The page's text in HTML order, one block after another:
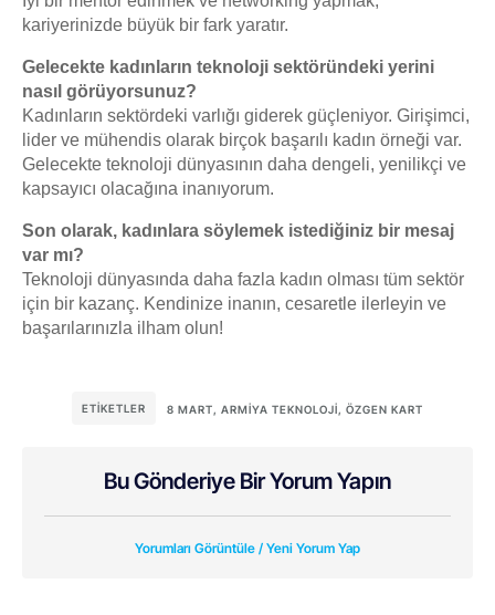
kariyerinizde büyük bir fark yaratır.
Gelecekte kadınların teknoloji sektöründeki yerini
nasıl görüyorsunuz?
Kadınların sektördeki varlığı giderek güçleniyor. Girişimci,
lider ve mühendis olarak birçok başarılı kadın örneği var.
Gelecekte teknoloji dünyasının daha dengeli, yenilikçi ve
kapsayıcı olacağına inanıyorum.
Son olarak, kadınlara söylemek istediğiniz bir mesaj
var mı?
Teknoloji dünyasında daha fazla kadın olması tüm sektör
için bir kazanç. Kendinize inanın, cesaretle ilerleyin ve
başarılarınızla ilham olun!
ETIKETLER 8 MART, ARMIYA TEKNOLOJI, ÖZGEN KART
Bu Gönderiye Bir Yorum Yapın
Yorumları Görüntüle / Yeni Yorum Yap